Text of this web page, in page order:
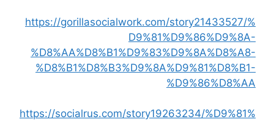
https://gorillasocialwork.com/story21433527/%
D9%81%D9%86%D9%8A-
%D8%AA%D8%B1%D9%83%D9%8A%D8%A8-
%D8%B1%D8%B3%D9%8A%D9%81%D8%B1-
%D9%86%D8%AA
https://socialrus.com/story19263234/%D9%81%